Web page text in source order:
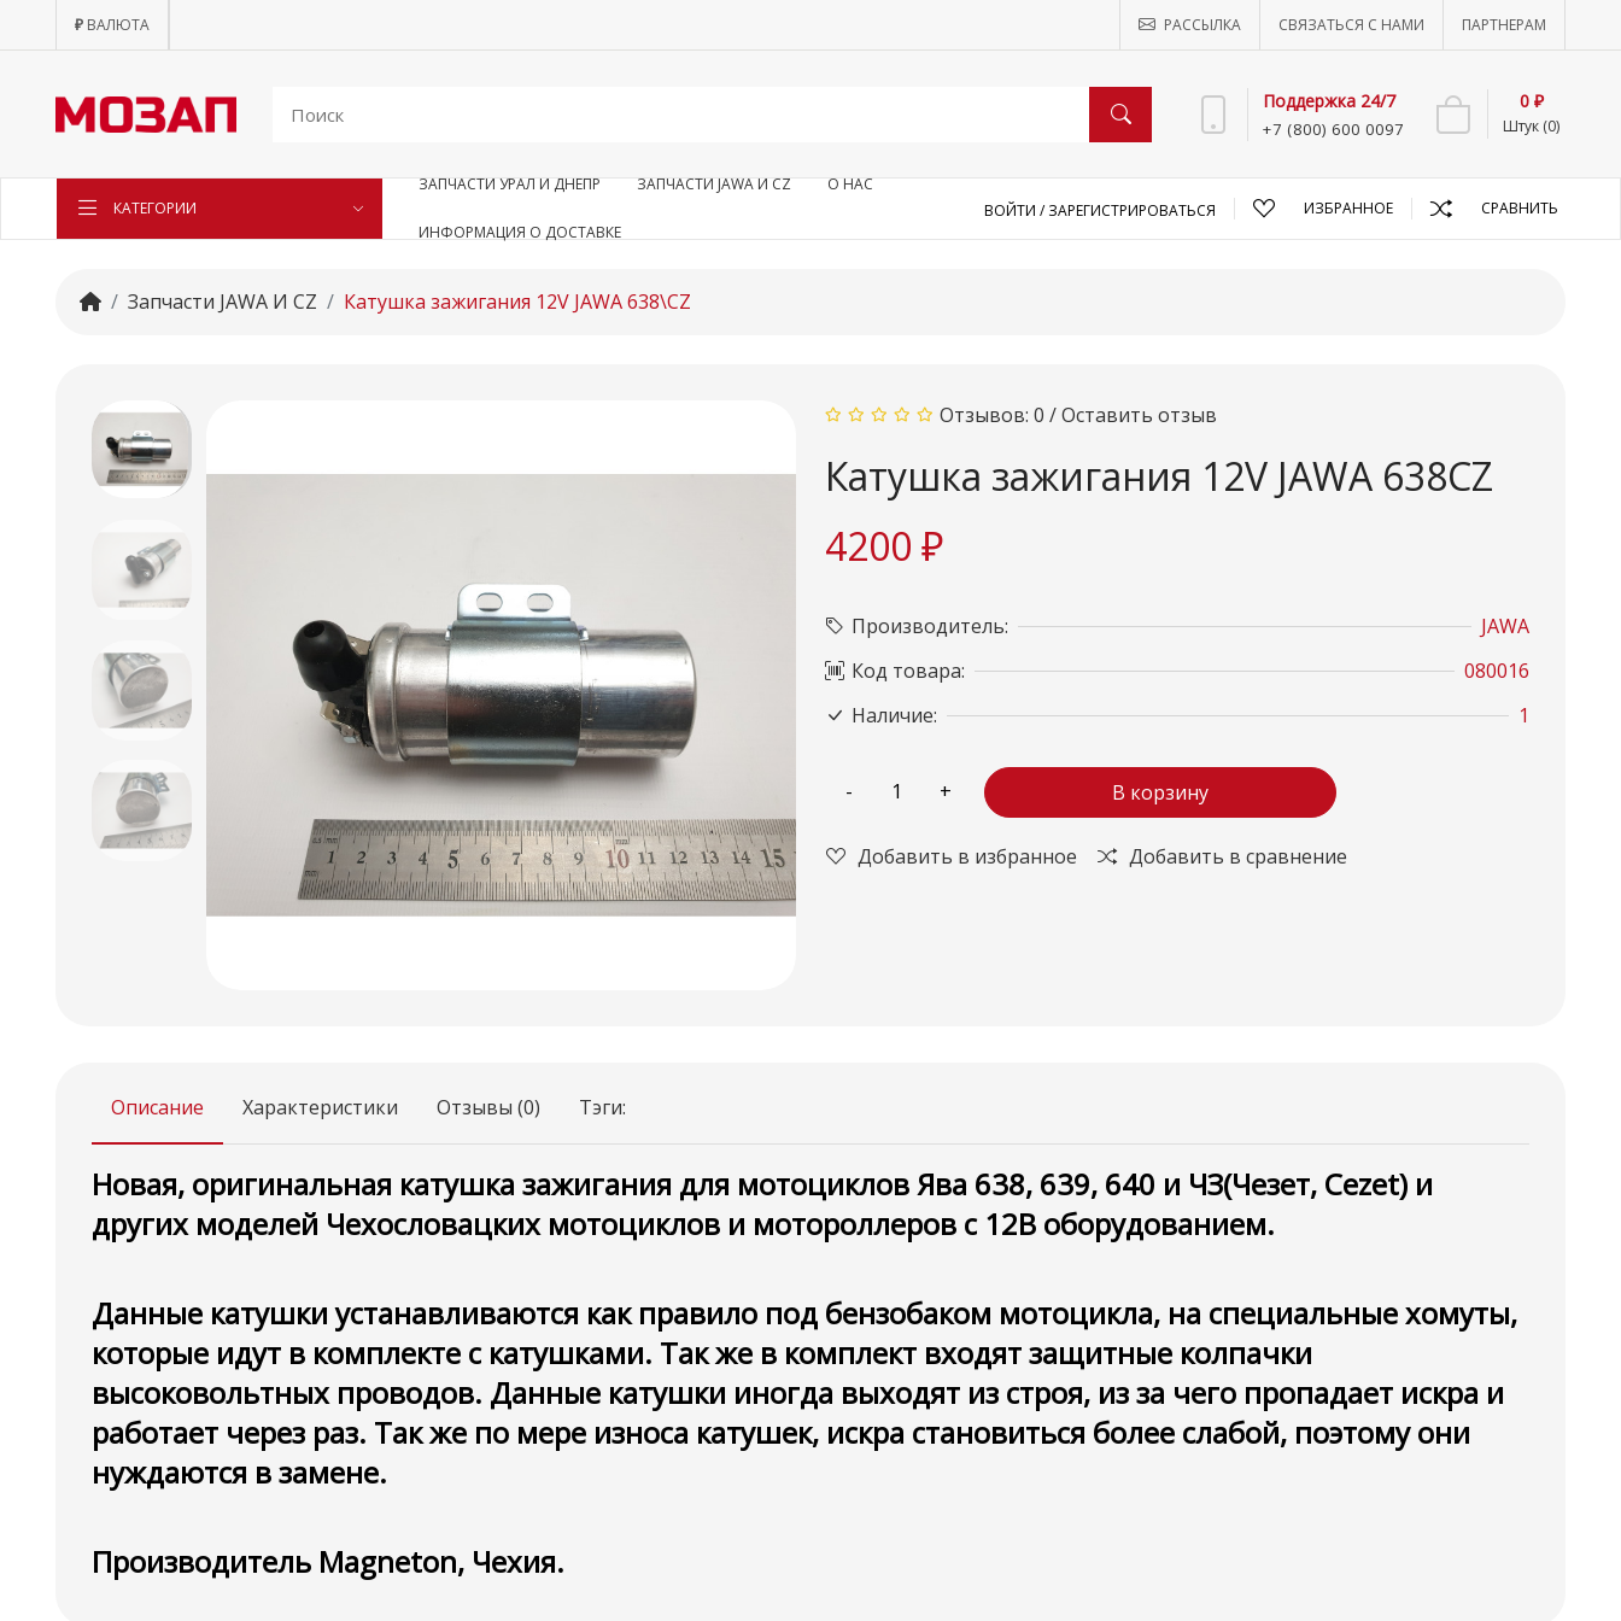
₽ ВАЛЮТА РАССЫЛКА СВЯЗАТЬСЯ С НАМИ ПАРТНЕРАМ
Поддержка 24/7
+7 (800) 600 0097 Штук (0)
0 ₽
КАТЕГОРИИ
ЗАПЧАСТИ УРАЛ И ДНЕПР ЗАПЧАСТИ JAWA И CZ О НАС
ИНФОРМАЦИЯ О ДОСТАВКЕ
ВОЙТИ /ЗАРЕГИСТРИРОВАТЬСЯ ИЗБРАННОЕ СРАВНИТЬ
Запчасти JAWA И CZ Катушка зажигания 12V JAWA 638\CZ
Отзывов: 0 /Оставить отзыв
Катушка зажигания 12V JAWA 638CZ
4200 ₽
Производитель:
JAWA
Код товара:
080016
Наличие:
1
В корзину
Добавить в избранное Добавить в сравнение
Описание Характеристики Отзывы (0) Тэги:
Новая, оригинальная катушка зажигания для мотоциклов Ява 638, 639, 640 и ЧЗ(Чезет, Cezet) и
других моделей Чехословацких мотоциклов и мотороллеров с 12В оборудованием.
Данные катушки устанавливаются как правило под бензобаком мотоцикла, на специальные хомуты,
которые идут в комплекте с катушками. Так же в комплект входят защитные колпачки
высоковольтных проводов. Данные катушки иногда выходят из строя, из за чего пропадает искра и
работает через раз. Так же по мере износа катушек, искра становиться более слабой, поэтому они
нуждаются в замене.
Производитель Magneton, Чехия.